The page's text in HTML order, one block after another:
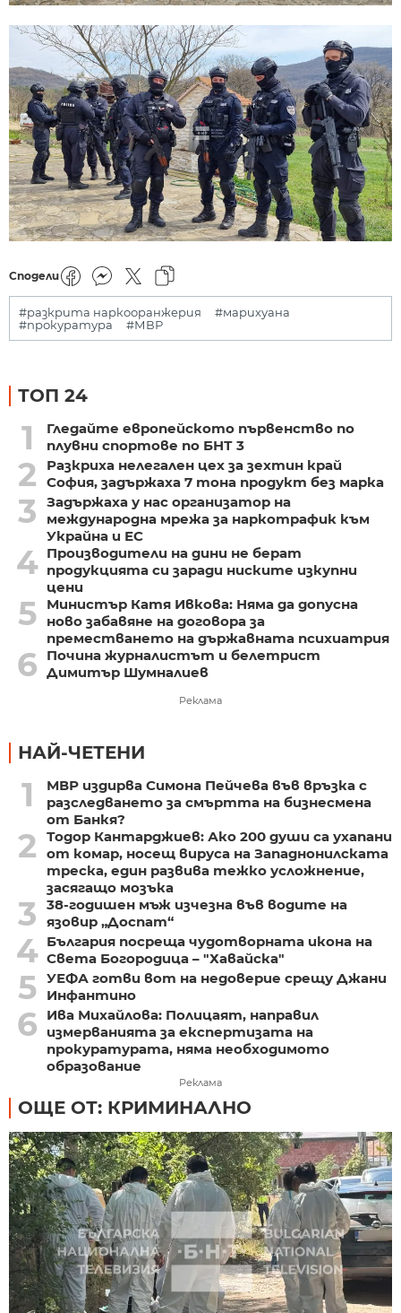
Сподели
#разкрита наркооранжерия
#марихуана
#прокуратура
#МВР
ТОП 24
1
Гледайте европейското първенство по
плувни спортове по БНТ 3
2
Разкриха нелегален цех за зехтин край
София, задържаха 7 тона продукт без марка
3
Задържаха у нас организатор на
международна мрежа за наркотрафик към
Украйна и ЕС
4 Производители на дини не берат
продукцията си заради ниските изкупни
цени
5
Министър Катя Ивкова: Няма да допусна
ново забавяне на договора за
преместването на държавната психиатрия
6
Почина журналистът и белетрист
Димитър Шумналиев
Реклама
НАЙ-ЧЕТЕНИ
1
МВР издирва Симона Пейчева във връзка с
разследването за смъртта на бизнесмена
от Банкя?
2
Тодор Кантарджиев: Ако 200 души са ухапани
от комар, носещ вируса на Западнонилската
треска, един развива тежко усложнение,
засягащо мозъка
3
38-годишен мъж изчезна във водите на
язовир „Доспат“
4 България посреща чудотворната икона на
Света Богородица – "Хавайска"
5 УЕФА готви вот на недоверие срещу Джани
Инфантино
6
Ива Михайлова: Полицаят, направил
измерванията за експертизата на
прокуратурата, няма необходимото
образование
Реклама
ОЩЕ ОТ: КРИМИНАЛНО